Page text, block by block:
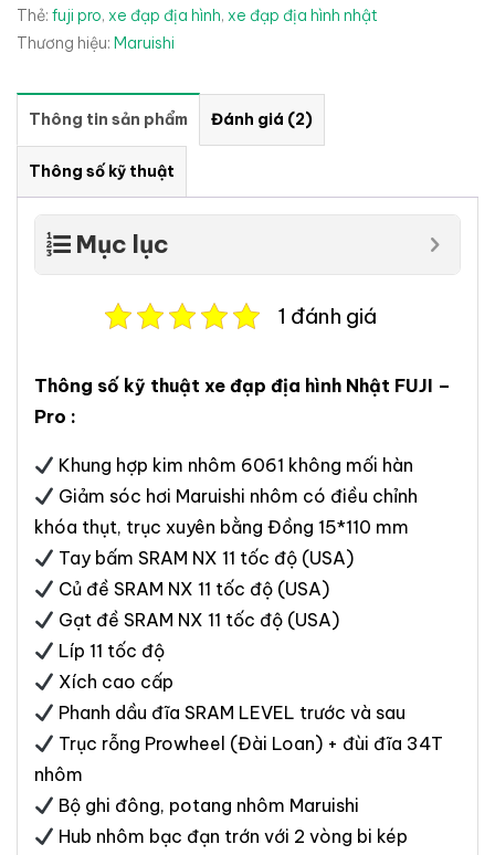
Thẻ: fuji pro, xe đạp địa hình, xe đạp địa hình nhật
Thương hiệu: Maruishi
Thông tin sản phẩm Đánh giá (2)
Thông số kỹ thuật
Mục lục
1 đánh giá
Thông số kỹ thuật xe đạp địa hình Nhật FUJI –
Pro :
Khung hợp kim nhôm 6061 không mối hàn
Giảm sóc hơi Maruishi nhôm có điều chỉnh
khóa thụt, trục xuyên bằng Đồng 15*110 mm
Tay bấm SRAM NX 11 tốc độ (USA)
Củ đề SRAM NX 11 tốc độ (USA)
Gạt đề SRAM NX 11 tốc độ (USA)
Líp 11 tốc độ
Xích cao cấp
Phanh dầu đĩa SRAM LEVEL trước và sau
Trục rỗng Prowheel (Đài Loan) + đùi đĩa 34T
nhôm
Bộ ghi đông, potang nhôm Maruishi
Hub nhôm bạc đạn trớn với 2 vòng bi kép